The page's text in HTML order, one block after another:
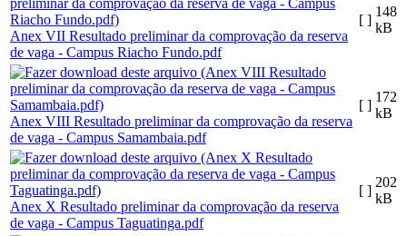
Anex VII Resultado preliminar da comprovação da reserva
de vaga - Campus Riacho Fundo.pdf
[ ]
148
kB
Anex VIII Resultado preliminar da comprovação da reserva
de vaga - Campus Samambaia.pdf
[ ]
172
kB
Anex X Resultado preliminar da comprovação da reserva
de vaga - Campus Taguatinga.pdf
[ ]
202
kB